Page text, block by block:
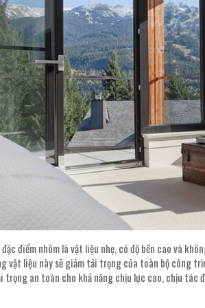
điểm nhôm là vật liệu nhẹ, có độ bền cao và
vật liệu này sẽ giảm tải trọng của toàn bộ công
an toàn cho khả năng chịu lực cao, chịu tác